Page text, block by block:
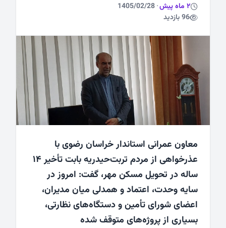
2 ماه پیش ·
1405/02/28
96 بازدید
معاون عمرانی استاندار خراسان رضوی با
عذرخواهی از مردم تربت‌حیدریه بابت تأخیر ۱۴
ساله در تحویل مسکن مهر، گفت: امروز در
سایه وحدت، اعتماد و همدلی میان مدیران،
اعضای شورای تأمین و دستگاه‌های نظارتی،
بسیاری از پروژه‌های متوقف شده